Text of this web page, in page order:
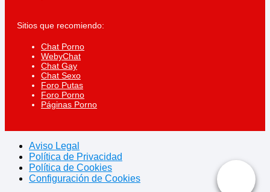
Sitios que recomiendo:
Chat Porno
WebyChat
Chat Gay
Chat Sexo
Foro Putas
Foro Porno
Páginas Porno
Aviso Legal
Política de Privacidad
Política de Cookies
Configuración de Cookies